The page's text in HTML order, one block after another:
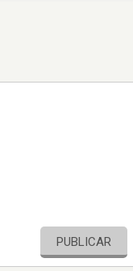
PUBLICAR